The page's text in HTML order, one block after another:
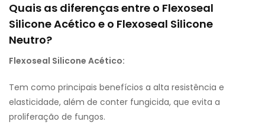
Quais as diferenças entre o Flexoseal
Silicone Acético e o Flexoseal Silicone
Neutro?
Flexoseal Silicone Acético:
Tem como principais benefícios a alta resistência e
elasticidade, além de conter fungicida, que evita a
proliferação de fungos.